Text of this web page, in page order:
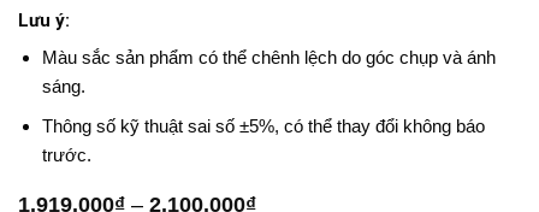
Lưu ý:
Màu sắc sản phẩm có thể chênh lệch do góc chụp và ánh
sáng.
Thông số kỹ thuật sai số ±5%, có thể thay đổi không báo
trước.
1.919.000₫ – 2.100.000₫Khoảng